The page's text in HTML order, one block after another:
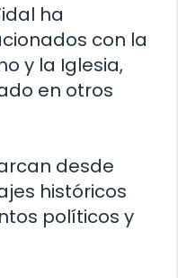
ha
con la
y la Iglesia,
en otros
desde
históricos
políticos y